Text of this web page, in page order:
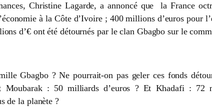
Christine Lagarde, a annoncé que la France
à la Côte d’Ivoire ; 400 millions d’euros pour
d’€ ont été détournés par le clan Gbagbo sur le
Gbagbo ? Ne pourrait-on pas geler ces fonds
Moubarak : 50 milliards d’euros ? Et Khadafi : 72
de la planète ?